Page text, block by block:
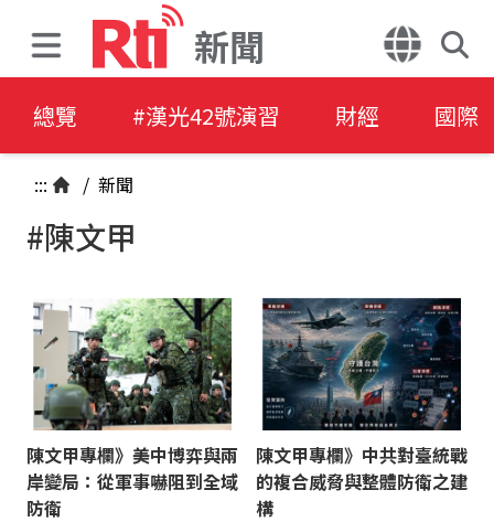
新聞
總覽 #漢光42號演習 財經 國際
::: / 新聞
#陳文甲
陳文甲專欄》美中博弈與兩
岸變局：從軍事嚇阻到全域
防衛
陳文甲專欄》中共對臺統戰
的複合威脅與整體防衛之建
構